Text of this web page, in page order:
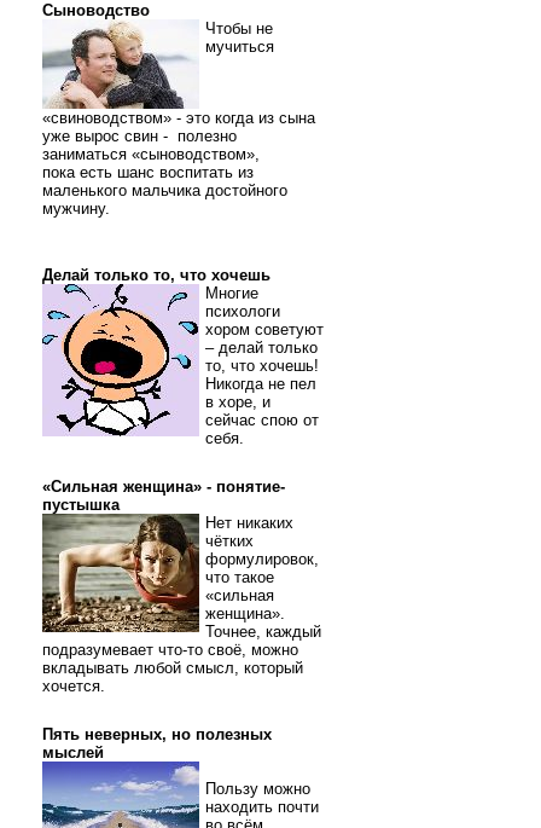
Сыноводство
Чтобы не
мучиться
«свиноводством» - это когда из сына
уже вырос свин - полезно
заниматься «сыноводством»,
пока есть шанс воспитать из
маленького мальчика достойного
мужчину.
Делай только то, что хочешь
Многие
психологи
хором советуют
– делай только
то, что хочешь!
Никогда не пел
в хоре, и
сейчас спою от
себя.
«Сильная женщина» - понятие-
пустышка
Нет никаких
чётких
формулировок,
что такое
«сильная
женщина».
Точнее, каждый
подразумевает что-то своё, можно
вкладывать любой смысл, который
хочется.
Пять неверных, но полезных
мыслей
Пользу можно
находить почти